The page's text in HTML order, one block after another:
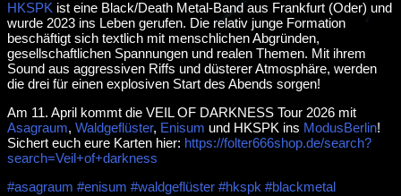
HKSPK ist eine Black/Death Metal-Band aus Frankfurt (Oder) und
wurde 2023 ins Leben gerufen. Die relativ junge Formation
beschäftigt sich textlich mit menschlichen Abgründen,
gesellschaftlichen Spannungen und realen Themen. Mit ihrem
Sound aus aggressiven Riffs und düsterer Atmosphäre, werden
die drei für einen explosiven Start des Abends sorgen!
Am 11. April kommt die VEIL OF DARKNESS Tour 2026 mit
Asagraum, Waldgeflüster, Enisum und HKSPK ins ModusBerlin!
Sichert euch eure Karten hier: https://folter666shop.de/search?
search=Veil+of+darkness
#asagraum #enisum #waldgeflüster #hkspk #blackmetal